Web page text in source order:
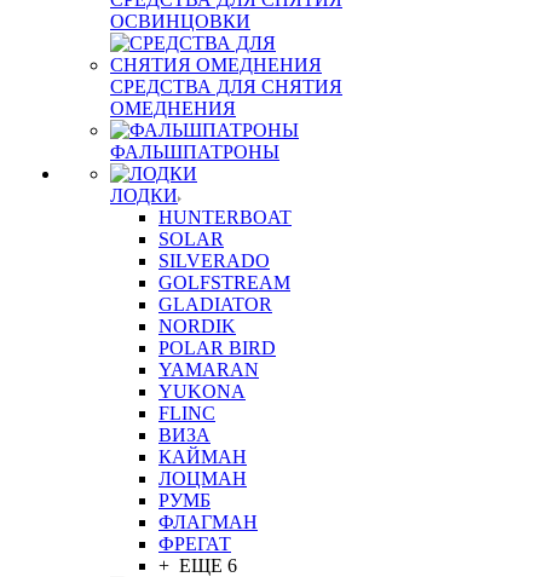
ОСВИНЦОВКИ
СРЕДСТВА ДЛЯ СНЯТИЯ
ОМЕДНЕНИЯ
ФАЛЬШПАТРОНЫ
ЛОДКИ
HUNTERBOAT
SOLAR
SILVERADO
GOLFSTREAM
GLADIATOR
NORDIK
POLAR BIRD
YAMARAN
YUKONA
FLINC
ВИЗА
КАЙМАН
ЛОЦМАН
РУМБ
ФЛАГМАН
ФРЕГАТ
+ ЕЩЕ 6